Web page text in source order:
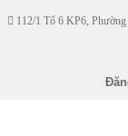
Skip112/1 Tổ 6 KP6,